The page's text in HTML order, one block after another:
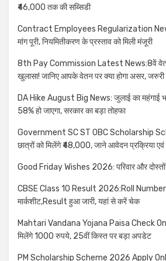
₹46,000 तक की सब्सिडी
Contract Employees Regularization News:
मांग पूरी, नियमितीकरण के प्रस्ताव को मिली मंजूरी
8th Pay Commission Latest News:8वें
खुलासा! जानिए आपके वेतन पर क्या होगा असर,
DA Hike August Big News: जुलाई का महंगाई
58% हो जाएगा, सरकार का बड़ा तोहफा
Government SC ST OBC Scholarship
छात्रों को मिलेंगे ₹48,000, जाने आवेदन प्रक्रिया एवं
Good Friday Wishes 2026: परिवार और
CBSE Class 10 Result 2026:Roll Number
मार्कशीट,Result हुआ जारी, यहां से करें चेक
Mahtari Vandana Yojana Paisa Check
मिलेंगे 1000 रुपये, 25वीं किस्त पर बड़ा अपडेट
PM Scholarship Scheme 2026 Apply